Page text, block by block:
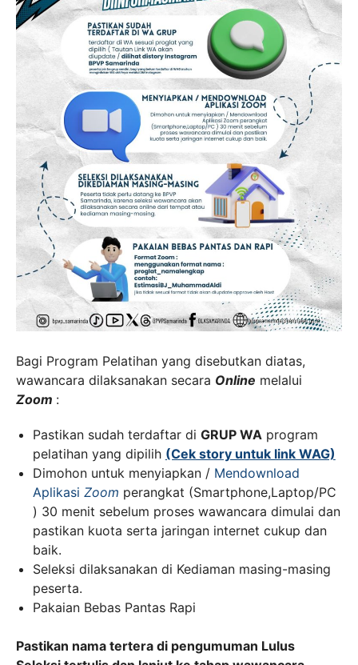
Bagi Program Pelatihan yang disebutkan diatas,
wawancara dilaksanakan secara Online melalui
Zoom :
Pastikan sudah terdaftar di GRUP WAprogram
pelatihan yang dipilih (Cek story untuk link WAG)
Dimohon untuk menyiapkan / Mendownload
Aplikasi Zoom perangkat (Smartphone,Laptop/PC
) 30 menit sebelum proses wawancara dimulai dan
pastikan kuota serta jaringan internet cukup dan
baik.
Seleksi dilaksanakan di Kediaman masing-masing
peserta.
Pakaian Bebas Pantas Rapi
Pastikan nama tertera di pengumuman Lulus